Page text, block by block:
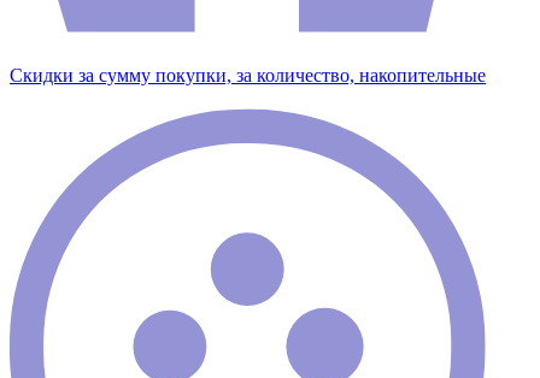
Скидки за сумму покупки, за количество, накопительные